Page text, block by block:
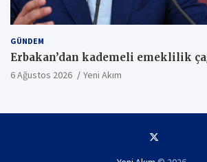
GÜNDEM
Erbakan’dan kademeli emeklilik
6 Ağustos 2026 Yeni Akım